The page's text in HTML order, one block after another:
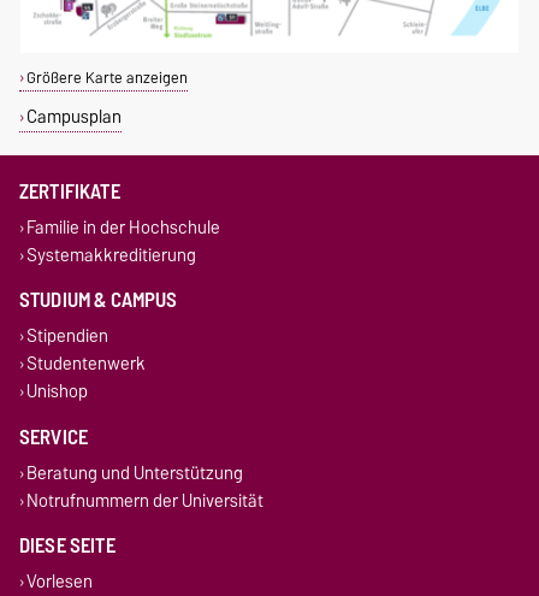
Größere Karte anzeigen
Campusplan
ZERTIFIKATE
Familie in der Hochschule
Systemakkreditierung
STUDIUM & CAMPUS
Stipendien
Studentenwerk
Unishop
SERVICE
Beratung und Unterstützung
Notrufnummern der Universität
DIESE SEITE
Vorlesen